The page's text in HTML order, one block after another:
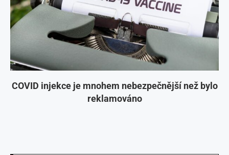
COVID injekce je mnohem nebezpečnější než bylo
reklamováno